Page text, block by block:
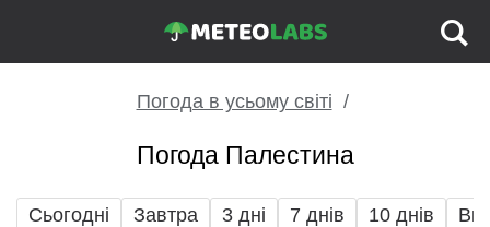
Погода в усьому світі
Погода Палестина
Сьогодні Завтра 3 дні 7 днів 10 днів